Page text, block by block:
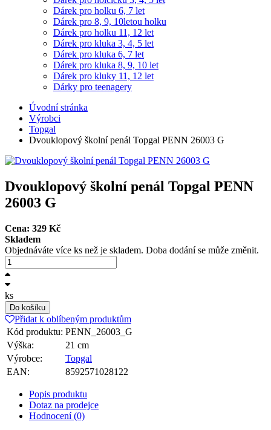
Dárek pro holku 6, 7 let
Dárek pro 8, 9, 10letou holku
Dárek pro holku 11, 12 let
Dárek pro kluka 3, 4, 5 let
Dárek pro kluka 6, 7 let
Dárek pro kluka 8, 9, 10 let
Dárek pro kluky 11, 12 let
Dárky pro teenagery
Úvodní stránka
Výrobci
Topgal
Dvouklopový školní penál Topgal PENN 26003 G
Dvouklopový školní penál Topgal PENN
26003 G
Cena: 329 Kč
Skladem
Objednáváte více ks než je skladem. Doba dodání se může změnit.
ks
Do košíku
Přidat k oblíbeným produktům
Kód produktu: PENN_26003_G
Výška:
21 cm
Výrobce:
Topgal
EAN:
8592571028122
Popis produktu
Dotaz na prodejce
Hodnocení (0)